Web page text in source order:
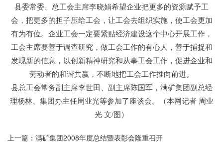
县委常委、总工会主席李晓娟希望企业把更多的资源赋予工
会，把更多的担子压给工会，让工会去组织实施，使工会更加
有为有位。企业工会一定要紧贴经济建设这个中心开展工作，
工会主席要善于调查研究，做工会工作的有心人，善于捕捉和
发现新的信息，以创新精神研究和从事工会工作，促进企业和
劳动者的和谐共赢，不断地把工会工作推向前进。
县总工会常务副主席李世田、副主席陈国军，满矿集团副总经
理杨林、集团办主任周业光等参加了座谈会。（本网记者 周业
光 文/图）
上一篇：满矿集团2008年度总结暨表彰会隆重召开